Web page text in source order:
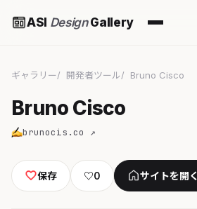
ASI DesignGallery
ギャラリー 開発者ツール Bruno Cisco
Bruno Cisco
brunocis.co ↗
保存 ♡0 サイトを開く